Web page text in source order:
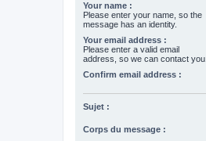
Your name :
Please enter your name, so the
message has an identity.
Your email address :
Please enter a valid email
address, so we can contact you.
Confirm email address :
Sujet :
Corps du message :